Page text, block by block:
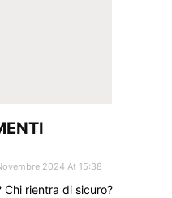
2024 At 15:38
Chi rientra di sicuro?